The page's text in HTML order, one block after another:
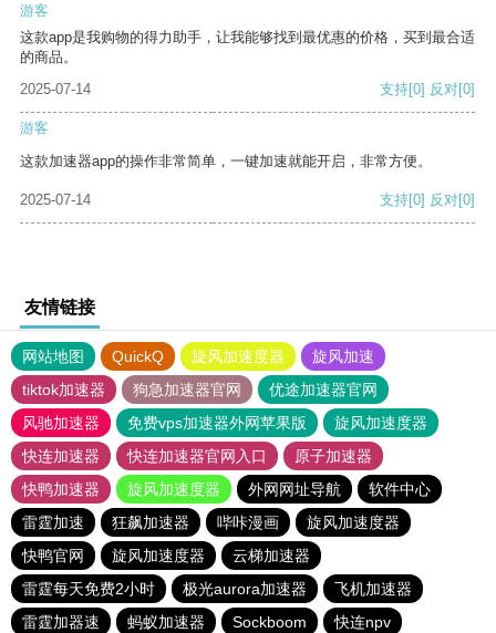
游客
这款app是我购物的得力助手，让我能够找到最优惠的价格，买到最合适
的商品。
2025-07-14
支持[0] 反对[0]
游客
这款加速器app的操作非常简单，一键加速就能开启，非常方便。
2025-07-14 支持[0] 反对[0]
友情链接
网站地图 QuickQ 旋风加速度器
旋风加速
tiktok加速器
狗急加速器官网
优途加速器官网
风驰加速器
免费vps加速器外网苹果版
旋风加速度器
快连加速器
快连加速器官网入口
原子加速器
快鸭加速器
旋风加速度器 外网网址导航
软件中心
雷霆加速
狂飙加速器 哔咔漫画
旋风加速度器
快鸭官网
旋风加速度器
云梯加速器
雷霆每天免费2小时
极光aurora加速器
飞机加速器
雷霆加器速
蚂蚁加速器 Sockboom 快连npv